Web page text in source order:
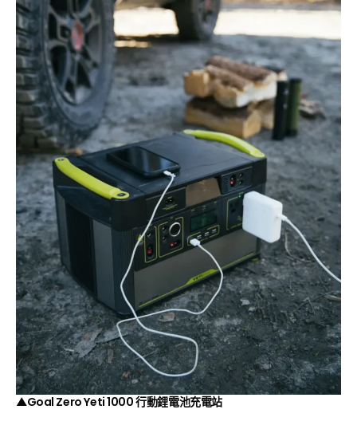
▲Goal Zero Yeti 1000 行動鋰電池充電站